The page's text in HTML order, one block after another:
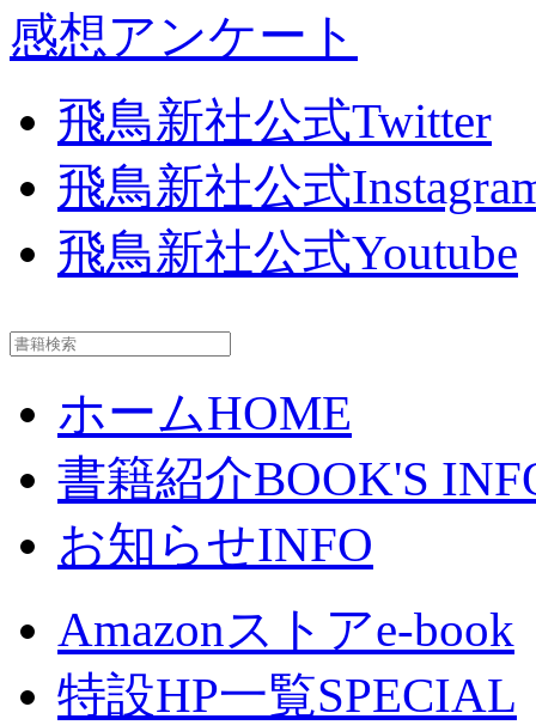
感想アンケート
飛鳥新社公式Twitter
飛鳥新社公式
飛鳥新社公式Youtube
ホームHOME
書籍紹介BOOK'S
お知らせINFO
Amazonストアe-book
特設HP一覧SPECIAL